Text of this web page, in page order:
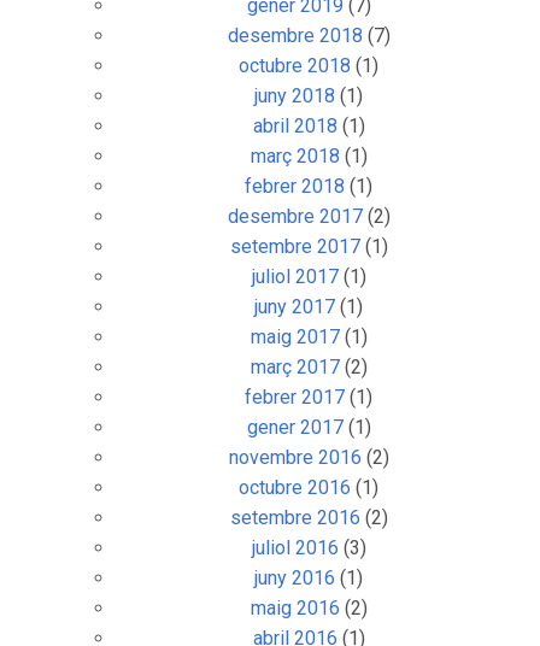
setembre 2019(1)
juny 2019(3)
maig 2019 (7)
abril 2019 (8)
març 2019 (5)
febrer 2019 (6)
gener 2019(7)
desembre 2018 (7)
octubre 2018(1)
juny 2018 (1)
abril 2018(1)
març 2018(1)
febrer 2018 (1)
desembre 2017(2)
setembre 2017 (1)
juliol 2017(1)
juny 2017(1)
maig 2017 (1)
març 2017 (2)
febrer 2017 (1)
gener 2017 (1)